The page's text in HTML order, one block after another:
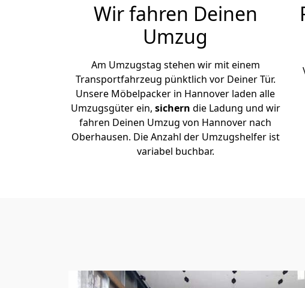
Wir fahren Deinen
Umzug
Am Umzugstag stehen wir mit einem
Transportfahrzeug pünktlich vor Deiner Tür.
Unsere Möbelpacker in Hannover laden alle
Umzugsgüter ein, sichern die Ladung und wir
fahren Deinen Umzug von Hannover nach
Oberhausen. Die Anzahl der Umzugshelfer ist
variabel buchbar.